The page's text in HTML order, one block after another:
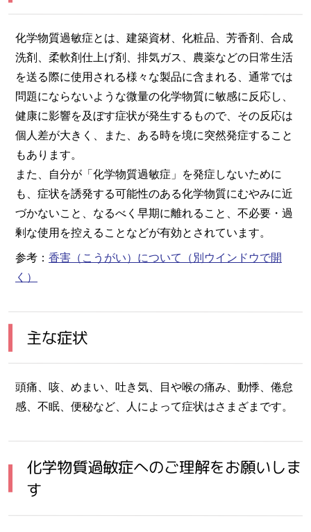
化学物質過敏症とは、建築資材、化粧品、芳香剤、合成
洗剤、柔軟剤仕上げ剤、排気ガス、農薬などの日常生活
を送る際に使用される様々な製品に含まれる、通常では
問題にならないような微量の化学物質に敏感に反応し、
健康に影響を及ぼす症状が発生するもので、その反応は
個人差が大きく、また、ある時を境に突然発症すること
もあります。
また、自分が「化学物質過敏症」を発症しないために
も、症状を誘発する可能性のある化学物質にむやみに近
づかないこと、なるべく早期に離れること、不必要・過
剰な使用を控えることなどが有効とされています。
参考： 香害（こうがい）について
（別ウインドウで開
く）
主な症状
頭痛、咳、めまい、吐き気、目や喉の痛み、動悸、倦怠
感、不眠、便秘など、人によって症状はさまざまです。
化学物質過敏症へのご理解をお願いしま
す